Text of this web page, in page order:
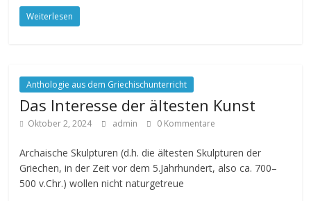
Weiterlesen
Anthologie aus dem Griechischunterricht
Das Interesse der ältesten Kunst
Oktober 2, 2024 admin 0 Kommentare
Archaische Skulpturen (d.h. die ältesten Skulpturen der
Griechen, in der Zeit vor dem 5.Jahrhundert, also ca. 700–
500 v.Chr.) wollen nicht naturgetreue